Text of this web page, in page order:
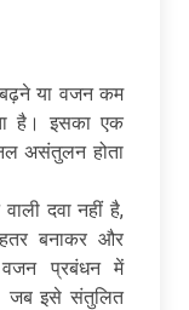
या वजन कम
है। इसका एक
असंतुलन होता
दवा नहीं है,
बनाकर और
वजन प्रबंधन में
जब इसे संतुलित